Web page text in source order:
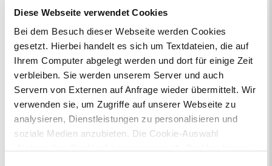
Diese Webseite verwendet Cookies
Bei dem Besuch dieser Webseite werden Cookies
gesetzt. Hierbei handelt es sich um Textdateien, die auf
Ihrem Computer abgelegt werden und dort für einige Zeit
verbleiben. Sie werden unserem Server und auch
Servern von Externen auf Anfrage wieder übermittelt. Wir
verwenden sie, um Zugriffe auf unserer Webseite zu
analysieren, Dienstleistungen zu personalisieren und
soziale Medien anzubieten. Die Cookie-Auswahl
Bürgerbeteiligung
Online-Beteiligungsportal der
Stadtverwaltung
Bauleitplanung: Für Bürger*innen gibt
es Möglichkeiten, sich an
Bebauungsplänen und Änderungen zum
Flächennutzungsplan zu beteiligen.